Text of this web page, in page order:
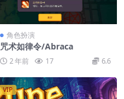
角色扮演
咒术如律令/Abraca
2 年前 17 6.6
VIP